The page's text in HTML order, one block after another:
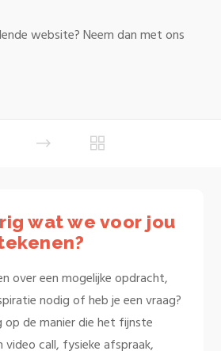
website? Neem dan met ons
wat we voor jou
over een mogelijke opdracht,
nodig of heb je een vraag?
op de manier die het fijnste
video call, fysieke afspraak,